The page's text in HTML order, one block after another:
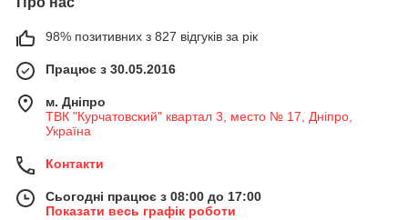
98% позитивних з 827 відгуків за рік
Працює з 30.05.2016
м. Дніпро
ТВК "Курчатовский" квартал 3, место № 17, Дніпро,
Україна
Контакти
Сьогодні працює з 08:00 до 17:00
Показати весь графік роботи